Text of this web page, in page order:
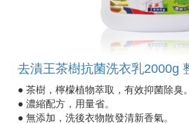
● 茶樹，檸檬植物萃取，有效抑菌除臭。
● 濃縮配方，用量省。
● 無添加，洗後衣物散發清新香氣。